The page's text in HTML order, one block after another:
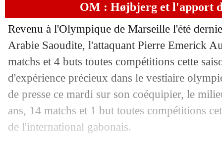
OM : Højbjerg et l'apport
Revenu à l'Olympique de Marseille l'été
Arabie Saoudite, l'attaquant Pierre Emerick
matchs et 4 buts toutes compétitions cette
d'expérience précieux dans le vestiaire
de presse ce mardi sur son coéquipier, le
ans, 14 matchs et 1 but toutes compétitions
de l'international gabonais.
04/11 Barça: Iniesta défend Yamal
04/11 West Ham: Füllkrug veut partir
04/11 OM : P.E. Højbjerg - "le Vélodrome
04/11 LdC (U19): le PSG l'emporte face au
04/11 PSG: Doué remporte le Golden Boy